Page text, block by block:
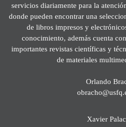
servicios diariamente para la
donde pueden encontrar una
de libros impresos y
conocimiento, además cuenta
importantes revistas científicas y
de materiales
Orlando
Xavier